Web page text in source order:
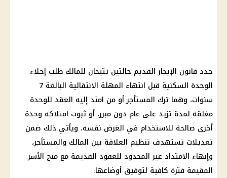
حدد قانون الإيجار القديم حالتين تتيحان للمالك طلب إخلاء
الوحدة السكنية قبل انتهاء المهلة الانتقالية البالغة 7
سنوات، وهما ترك المستأجر أو من امتد إليه العقد للوحدة
مغلقة لمدة تزيد على عام دون مبرر، أو ثبوت امتلاكه وحدة
أخرى صالحة للاستخدام في الغرض نفسه. ويأتي ذلك ضمن
تعديلات تستهدف تنظيم العلاقة بين المالك والمستأجر،
وإنهاء الامتداد غير المحدود للعقود القديمة مع منح الأسر
المقيمة فترة كافية لتوفيق أوضاعها.